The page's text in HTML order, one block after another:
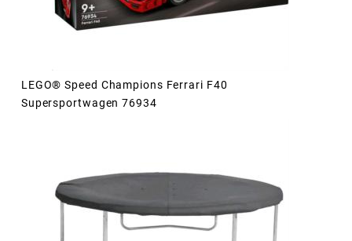
LEGO® Speed Champions Ferrari F40
Supersportwagen 76934